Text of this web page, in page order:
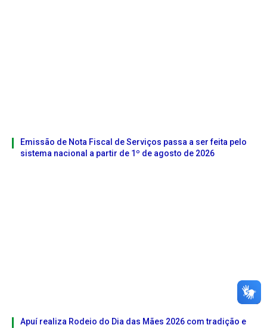
Emissão de Nota Fiscal de Serviços passa a ser feita pelo
sistema nacional a partir de 1º de agosto de 2026
Apuí realiza Rodeio do Dia das Mães 2026 com tradição e